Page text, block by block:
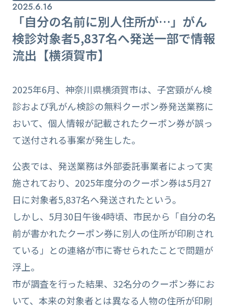
2025.6.16
「自分の名前に別人住所が…」がん
検診対象者5,837名へ発送一部で情報
流出【横須賀市】
2025年6月、神奈川県横須賀市は、子宮頸がん検
診および乳がん検診の無料クーポン券発送業務に
おいて、個人情報が記載されたクーポン券が誤っ
て送付される事案が発生した。
公表では、発送業務は外部委託事業者によって実
施されており、2025年度分のクーポン券は5月27
日に対象者5,837名へ発送されたという。
しかし、5月30日午後4時頃、市民から「自分の名
前が書かれたクーポン券に別人の住所が印刷され
ている」との連絡が市に寄せられたことで問題が
浮上。
市が調査を行った結果、32名分のクーポン券にお
いて、本来の対象者とは異なる人物の住所が印刷